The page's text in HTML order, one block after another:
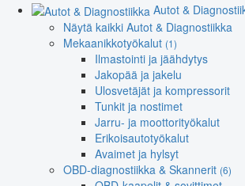
Autot &
Näytä kaikki Autot & Diagnostiikka
Mekaanikkotyökalut (1)
Ilmastointi ja jäähdytys
Jakopää ja jakelu
Ulosvetäjät ja kompressorit
Tunkit ja nostimet
Jarru- ja moottorityökalut
Erikoisautotyökalut
Avaimet ja hylsyt
OBD-diagnostiikka & Skannerit (6)